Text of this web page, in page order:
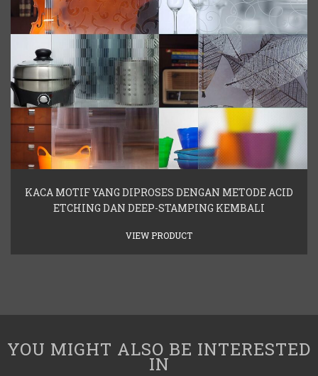
KACA MOTIF YANG DIPROSES DENGAN METODE ACID
ETCHING DAN DEEP-STAMPING KEMBALI
VIEW PRODUCT
YOU MIGHT ALSO BE INTERESTED
IN